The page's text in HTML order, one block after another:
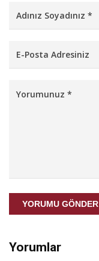
YORUMU GÖNDER
Yorumlar